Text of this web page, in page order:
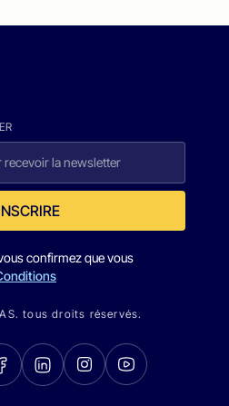
confirmez que vous
tous droits réservés.